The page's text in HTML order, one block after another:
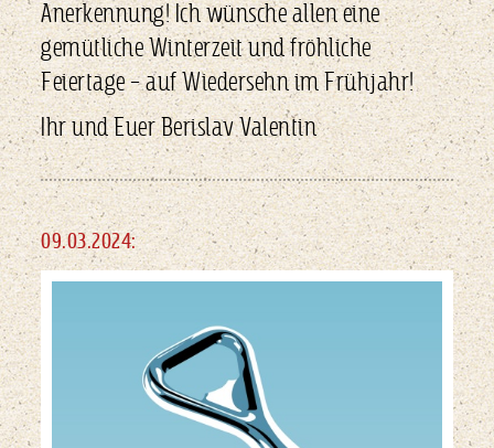
Anerkennung! Ich wünsche allen eine
gemütliche Winterzeit und fröhliche
Feiertage – auf Wiedersehn im Frühjahr!
Ihr und Euer Berislav Valentin
09.03.2024: